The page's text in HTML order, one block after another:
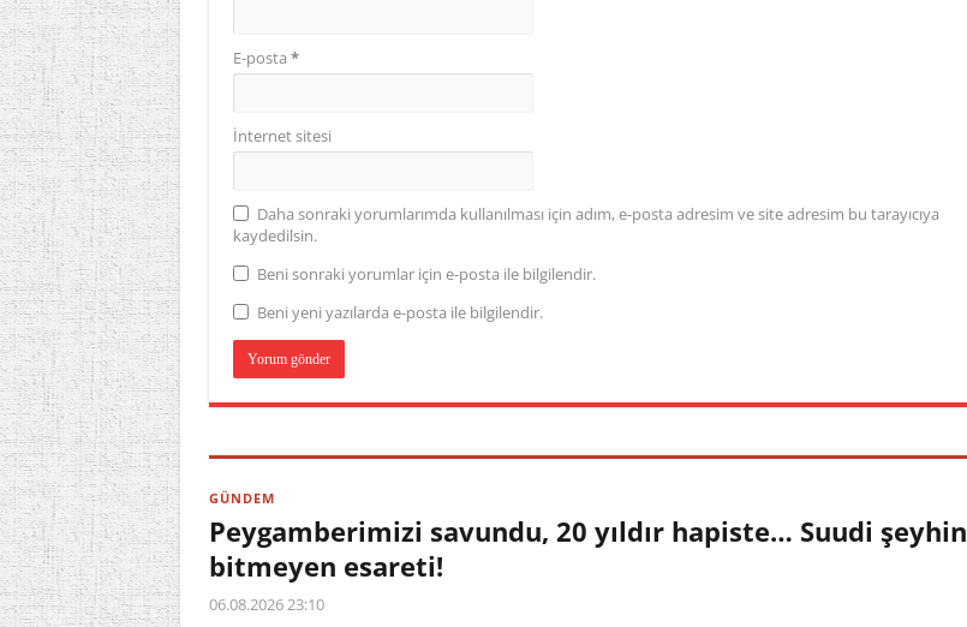
E-posta *
İnternet sitesi
Daha sonraki yorumlarımda kullanılması için adım, e-posta adresim ve site adresim bu tarayıcıya
kaydedilsin.
Beni sonraki yorumlar için e-posta ile bilgilendir.
Beni yeni yazılarda e-posta ile bilgilendir.
GÜNDEM
Peygamberimizi savundu, 20 yıldır hapiste… Suudi şeyhin
bitmeyen esareti!
06.08.2026 23:10